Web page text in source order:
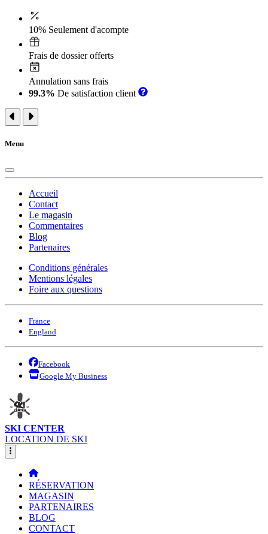
10% Seulement d'acompte
Frais de dossier offerts
Annulation sans frais
99.3% De satisfaction client
Menu
Accueil
Contact
Le magasin
Commentaires
Blog
Partenaires
Conditions générales
Mentions légales
Foire aux questions
France
England
Facebook
Google My Business
SKI CENTER
LOCATION DE SKI
RÉSERVATION
MAGASIN
PARTENAIRES
BLOG
CONTACT